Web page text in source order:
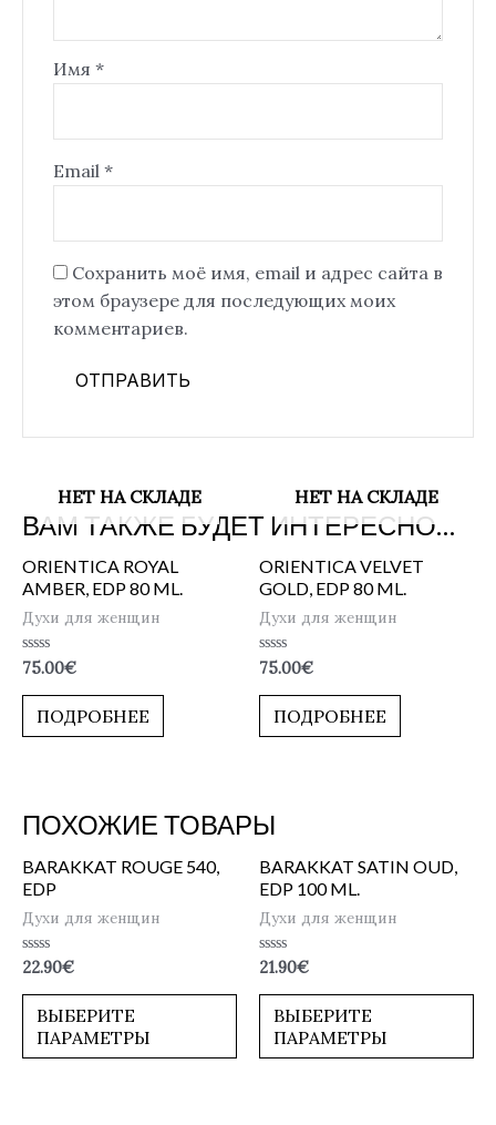
Имя *
Email *
Сохранить моё имя, email и адрес сайта в
этом браузере для последующих моих
комментариев.
ВАМ ТАКЖЕ БУДЕТ ИНТЕРЕСНО…
НЕТ НА СКЛАДЕ
ORIENTICA ROYAL
AMBER, EDP 80 ML.
Духи для женщин
Оценка
из
75.00€
ПОДРОБНЕЕ
НЕТ НА СКЛАДЕ
ORIENTICA VELVET
GOLD, EDP 80 ML.
Духи для женщин
Оценка
из
75.00€
ПОДРОБНЕЕ
ПОХОЖИЕ ТОВАРЫ
BARAKKAT ROUGE 540,
EDP
Духи для женщин
Оценка
из
22.90€
ВЫБЕРИТЕ
ПАРАМЕТРЫ
BARAKKAT SATIN OUD,
EDP 100 ML.
Духи для женщин
Оценка
из
21.90€
ВЫБЕРИТЕ
ПАРАМЕТРЫ